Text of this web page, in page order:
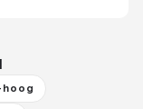
hoog